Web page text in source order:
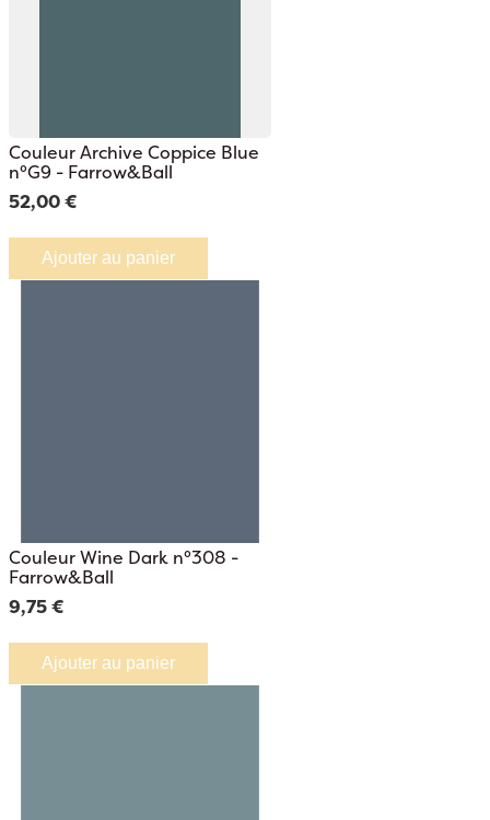
Couleur Archive Coppice Blue
n°G9 - Farrow&Ball
52,00 €
Ajouter au panier
Couleur Wine Dark n°308 -
Farrow&Ball
9,75 €
Ajouter au panier